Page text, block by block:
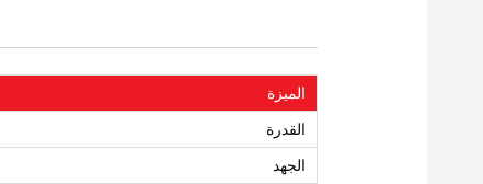
الميزة
القدرة
الجهد